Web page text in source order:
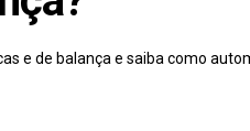
e de balança e saiba como